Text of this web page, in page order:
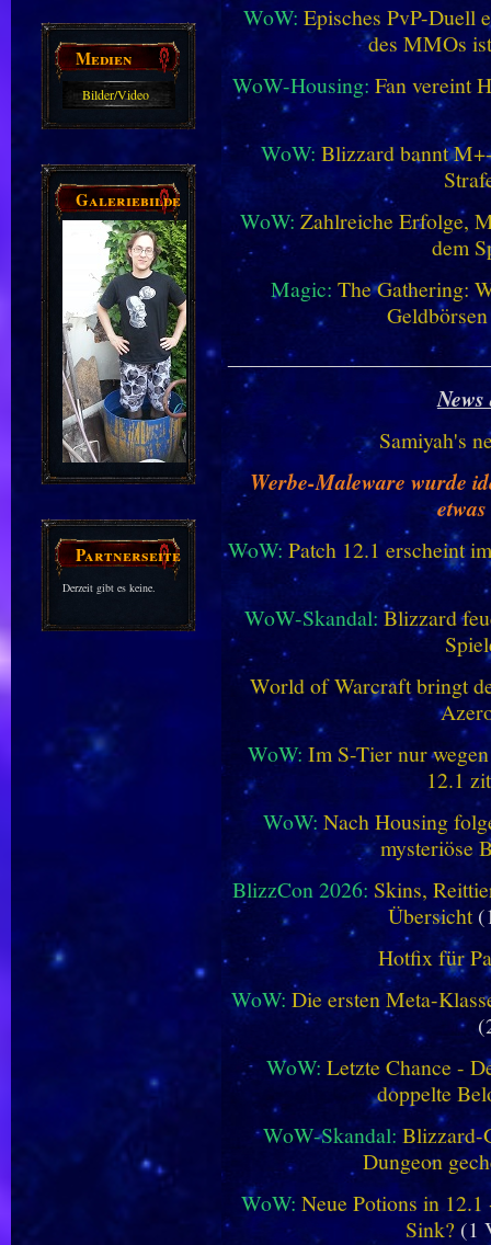
Medien
Bilder/Video
Galeriebilder
Partnerseiten
Derzeit gibt es keine.
WoW: Episches PvP-Duell
des MMOs
WoW-Housing: Fan vereint
WoW:Blizzard bannt
WoW: Zahlreiche Erfolge,
dem
Magic: The Gathering:
Samiyah's
Werbe-Maleware wurde
WoW: Patch 12.1 erscheint
WoW-Skandal: Blizzard
World of Warcraft bringt
WoW: Im S-Tier nur
12.1
WoW: Nach Housing
mysteriöse
BlizzCon 2026: Skins,
Übersicht
Hotfix für
WoW: Die ersten Meta-
WoW: Letzte Chance -
doppelte
WoW-Skandal: Blizzard-
Dungeon
WoW:Neue Potions in
Sink? (1